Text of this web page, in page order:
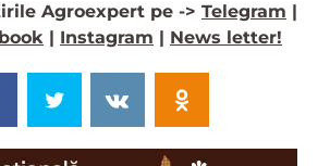
Agroexpert pe -> Telegram
Instagram News letter!